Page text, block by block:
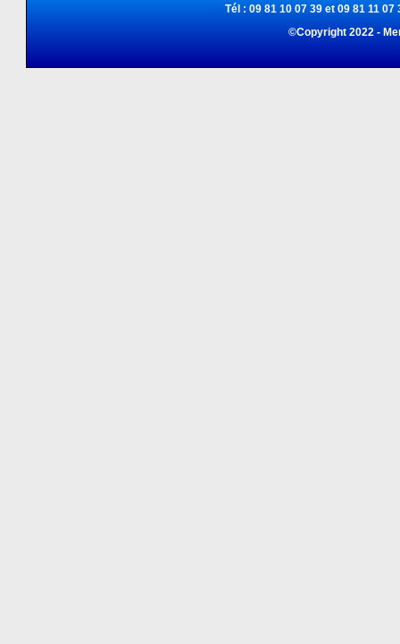
Tél : 09 81 10 07 39 et 09 81 11
©Copyright 2022 -